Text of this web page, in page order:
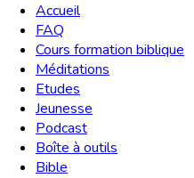
Accueil
FAQ
Cours formation biblique
Méditations
Etudes
Jeunesse
Podcast
Boîte à outils
Bible